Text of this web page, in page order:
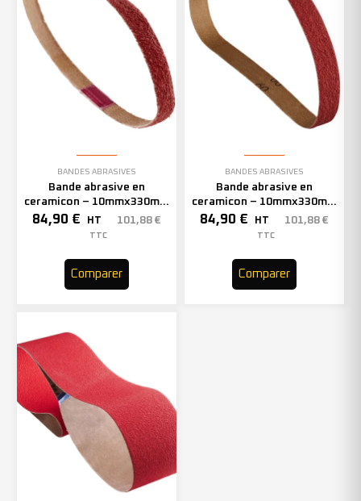
BANDES ABRASIVES
Bande abrasive en
ceramicon – 10mmx330mm
– Grain 60 – 333002 (x50)
84,90 € HT 101,88 €
TTC
Comparer
BANDES ABRASIVES
Bande abrasive en
ceramicon – 10mmx330mm
– Grain 80 – 333003 (x50)
84,90 € HT 101,88 €
TTC
Comparer